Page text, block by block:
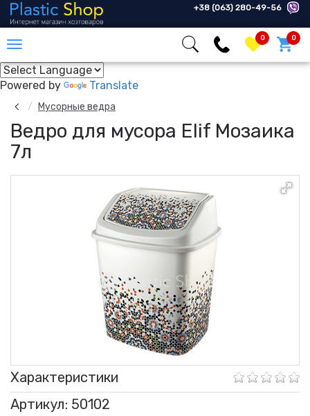
+38 (063) 280-49-56
0 0
Powered by Translate
Мусорные ведра
Ведро для мусора Elif Мозаика
7л
Характеристики
Артикул: 50102